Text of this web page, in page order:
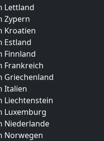
Lettland
Zypern
Kroatien
Estland
Finnland
Frankreich
Griechenland
Italien
Liechtenstein
Luxemburg
Niederlande
Norwegen